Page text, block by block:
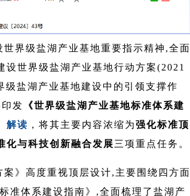
界级盐湖产业基地重要指示精神,全面
世界级盐湖产业基地行动方案(2021
盐湖产业基地建设中的引领支撑作
发 《世界级盐湖产业基地标准体系建
解读 ，将其主要内容浓缩为强化标准顶
化与科技创新融合发展三项重点任务。
案》高度重视顶层设计,主要围绕四方面
准体系建设指南》,全面梳理了盐湖产